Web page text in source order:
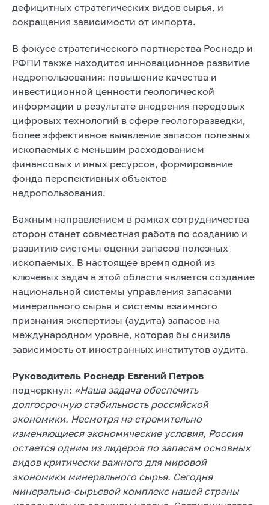
дефицитных стратегических видов сырья, и
сокращения зависимости от импорта.
В фокусе стратегического партнерства Роснедр и
РФПИ также находится инновационное развитие
недропользования: повышение качества и
инвестиционной ценности геологической
информации в результате внедрения передовых
цифровых технологий в сфере геологоразведки,
более эффективное выявление запасов полезных
ископаемых с меньшим расходованием
финансовых и иных ресурсов, формирование
фонда перспективных объектов
недропользования.
Важным направлением в рамках сотрудничества
сторон станет совместная работа по созданию и
развитию системы оценки запасов полезных
ископаемых. В настоящее время одной из
ключевых задач в этой области является создание
национальной системы управления запасами
минерального сырья и системы взаимного
признания экспертизы (аудита) запасов на
международном уровне, которая бы снизила
зависимость от иностранных институтов аудита.
Руководитель Роснедр Евгений Петров
подчеркнул: «Наша задача обеспечить
долгосрочную стабильность российской
экономики. Несмотря на стремительно
изменяющиеся экономические условия, Россия
остается одним из лидеров по запасам основных
видов критически важного для мировой
экономики минерального сырья. Сегодня
минерально-сырьевой комплекс нашей страны